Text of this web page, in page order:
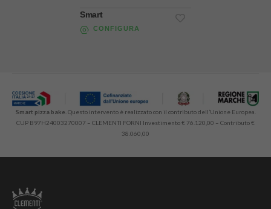
Smart
CONFIGURA
Smart pizza bake. Questo intervento è realizzato con il contributo dell’Unione Europea.
CUP B97H24003270007 – CLEMENTI FORNI Investimento € 76.120,00 – Contributo €
38.060,00